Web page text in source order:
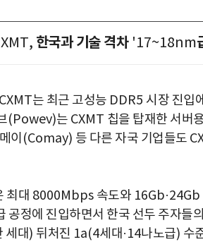
한국과 기술 격차 '17~18nm
CXMT는 최근 고성능 DDR5 시장 진입
(Powev)는 CXMT 칩을 탑재한 서버
이 (Comay) 등 다른 자국 기업들도
최대 8000Mbps 속도와 16Gb·24Gb
공정에 진입하면서 한국 선두 주자들
세대) 뒤처진 1a(4세대 ·14나노급) 수